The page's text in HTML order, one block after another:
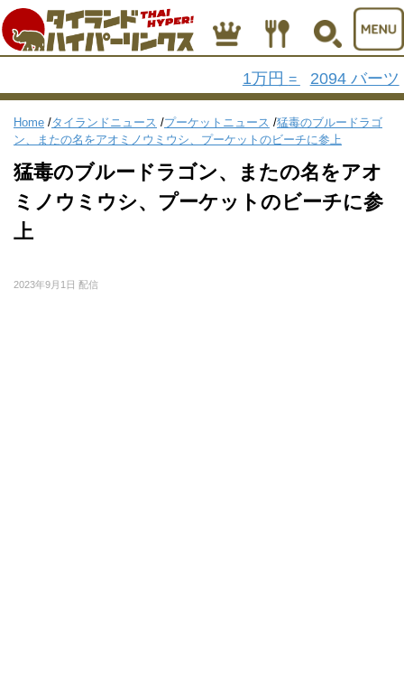
1万円 = 2094 バーツ
Home /タイランドニュース /プーケットニュース /猛毒のブルードラゴ
ン、またの名をアオミノウミウシ、プーケットのビーチに参上
猛毒のブルードラゴン、またの名をアオ
ミノウミウシ、プーケットのビーチに参
上
2023年9月1日 配信